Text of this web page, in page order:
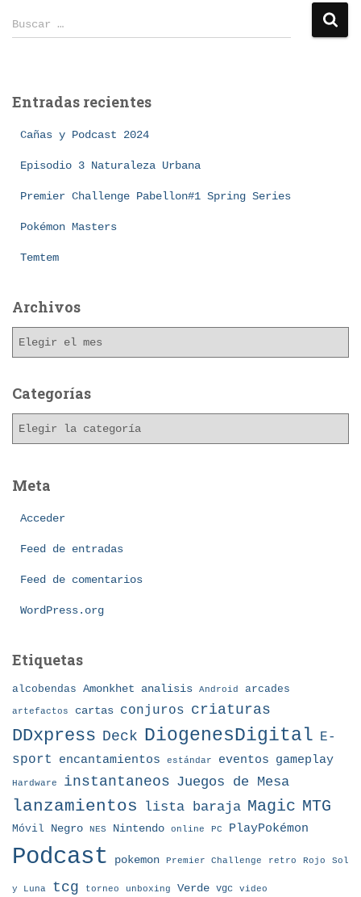
B
u
r
Buscar …
Entradas recientes
Cañas y Podcast 2024
Episodio 3 Naturaleza Urbana
Premier Challenge Pabellon#1 Spring Series
Pokémon Masters
Temtem
Archivos
h
o
Categorías
g
Meta
Acceder
Feed de entradas
Feed de comentarios
WordPress.org
Etiquetas
alcobendas Amonkhet analisis Android arcades
artefactos cartas conjuros criaturas
DDxpress Deck DiogenesDigital E-
sport
encantamientos estándar eventos gameplay
Hardware instantaneos Juegos de Mesa
lanzamientos lista baraja Magic MTG
Móvil Negro NES Nintendo online PC PlayPokémon
Podcast pokemon Premier Challenge retro Rojo Sol
y Luna tcg torneo unboxing Verde vgc video